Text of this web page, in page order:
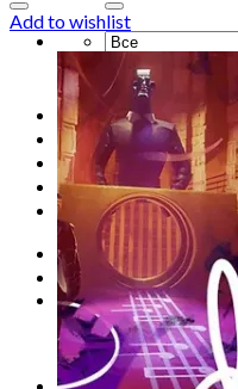
Искать:
Главная
Магазин
Акции
Контакты
Новости
Вход
Корзина /0сўм0
Корзина пуста.
0
Add to wishlist